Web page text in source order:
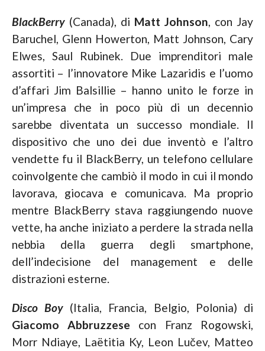
BlackBerry(Canada), di Matt Johnson, con Jay
Baruchel, Glenn Howerton, Matt Johnson, Cary
Elwes, Saul Rubinek. Due imprenditori male
assortiti – l’innovatore Mike Lazaridis e l’uomo
d’affari Jim Balsillie – hanno unito le forze in
un’impresa che in poco più di un decennio
sarebbe diventata un successo mondiale. Il
dispositivo che uno dei due inventò e l’altro
vendette fu il BlackBerry, un telefono cellulare
coinvolgente che cambiò il modo in cui il mondo
lavorava, giocava e comunicava. Ma proprio
mentre BlackBerry stava raggiungendo nuove
vette, ha anche iniziato a perdere la strada nella
nebbia della guerra degli smartphone,
dell’indecisione del management e delle
distrazioni esterne.
Disco Boy(Italia, Francia, Belgio, Polonia) di
Giacomo Abbruzzese con Franz Rogowski,
Morr Ndiaye, Laëtitia Ky, Leon Lučev, Matteo